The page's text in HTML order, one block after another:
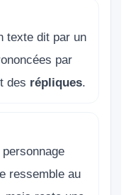
texte dit par un
par
des répliques.
ressemble au